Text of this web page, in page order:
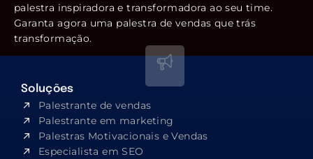
palestra inspiradora e transformadora ao seu time.
Garanta agora uma palestra de vendas que trás
transformação.
Soluções
Palestrante de vendas
Palestrante em marketing
Palestras Motivacionais e Vendas
Especialista em SEO​